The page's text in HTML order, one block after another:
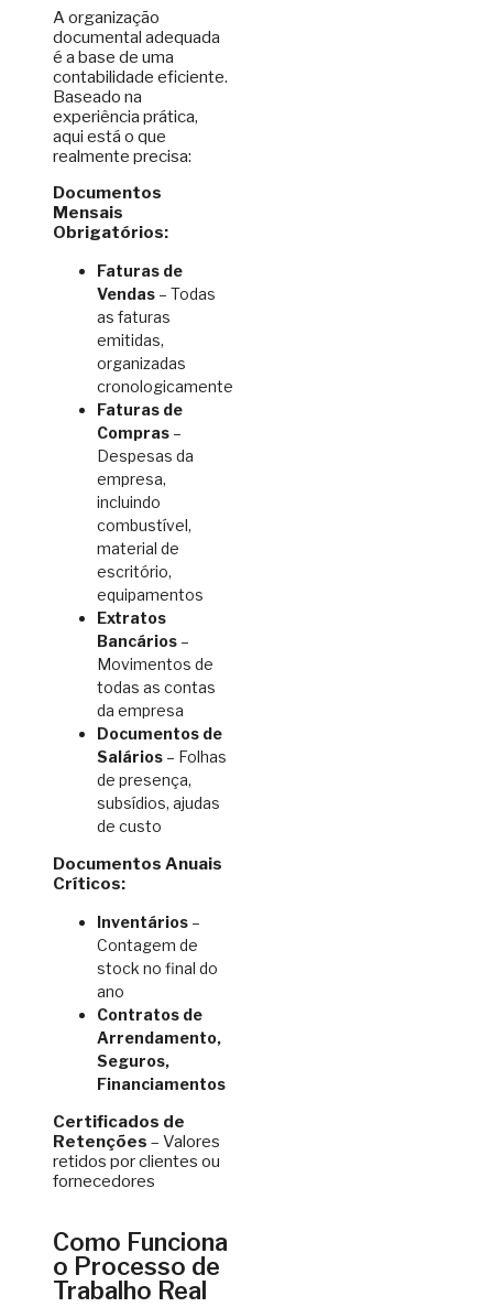
A organização
documental adequada
é a base de uma
contabilidade eficiente.
Baseado na
experiência prática,
aqui está o que
realmente precisa:
Documentos
Mensais
Obrigatórios:
Faturas de
Vendas – Todas
as faturas
emitidas,
organizadas
cronologicamente
Faturas de
Compras –
Despesas da
empresa,
incluindo
combustível,
material de
escritório,
equipamentos
Extratos
Bancários –
Movimentos de
todas as contas
da empresa
Documentos de
Salários – Folhas
de presença,
subsídios, ajudas
de custo
Documentos Anuais
Críticos:
Inventários –
Contagem de
stock no final do
ano
Contratos de
Arrendamento,
Seguros,
Financiamentos
Certificados de
Retenções – Valores
retidos por clientes ou
fornecedores
Como Funciona
o Processo de
Trabalho Real